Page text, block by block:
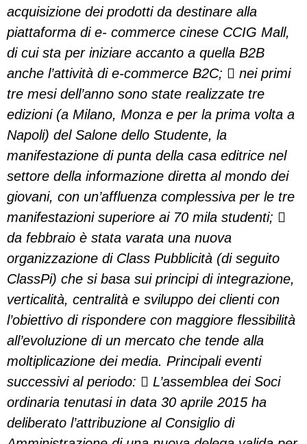
acquisizione dei prodotti da destinare alla
piattaforma di e- commerce cinese CCIG Mall,
di cui sta per iniziare accanto a quella B2B
anche l’attività di e-commerce B2C;  nei primi
tre mesi dell’anno sono state realizzate tre
edizioni (a Milano, Monza e per la prima volta a
Napoli) del Salone dello Studente, la
manifestazione di punta della casa editrice nel
settore della informazione diretta al mondo dei
giovani, con un’affluenza complessiva per le tre
manifestazioni superiore ai 70 mila studenti; 
da febbraio è stata varata una nuova
organizzazione di Class Pubblicità (di seguito
ClassPi) che si basa sui principi di integrazione,
verticalità, centralità e sviluppo dei clienti con
l’obiettivo di rispondere con maggiore flessibilità
all’evoluzione di un mercato che tende alla
moltiplicazione dei media. Principali eventi
successivi al periodo:  L’assemblea dei Soci
ordinaria tenutasi in data 30 aprile 2015 ha
deliberato l’attribuzione al Consiglio di